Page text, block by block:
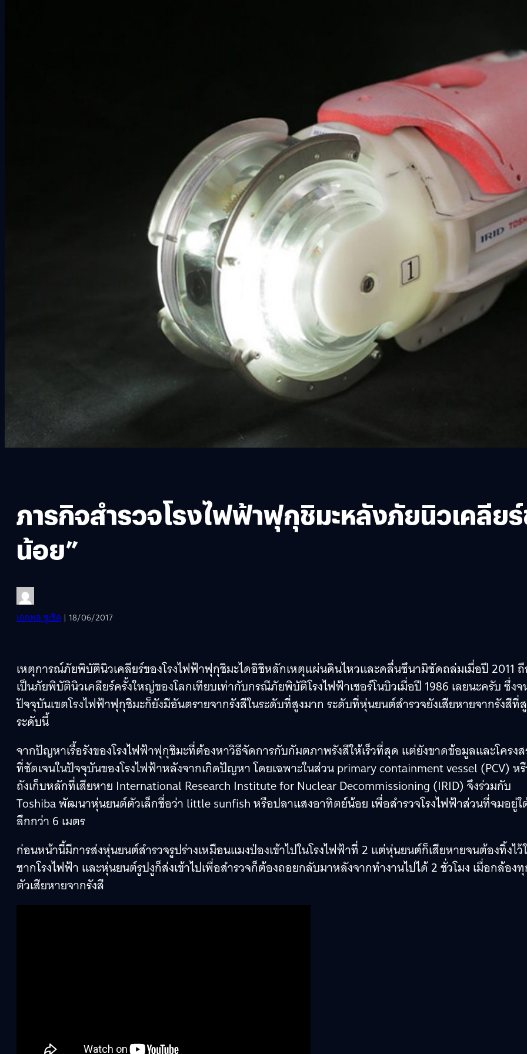
ภารกิจสำรวจโรงไฟฟ้าฟุกุชิมะหลังภัยนิวเคลีย
น้อย”
เอกพล ชูเชิด | 18/06/2017
เหตุการณ์ภัยพิบัตินิวเคลียร์ของโรงไฟฟ้าฟุกุชิมะไดอิชิหลักเหตุแผ่นดินไหวและคลื่นซึนามิซัดถล่มเมื่อปี 2011
เป็นภัยพิบัตินิวเคลียร์ครั้งใหญ่ของโลกเทียบเท่ากับกรณีภัยพิบัติโรงไฟฟ้าเชอร์โนบิวเมื่อปี 1986 เลยนะครับ ซึ่งจ
ปัจจุบันเขตโรงไฟฟ้าฟุกุชิมะก็ยังมีอันตรายจากรังสีในระดับที่สูงมาก ระดับที่หุ่นยนต์สำรวจยังเสียหายจากรังสีที่
ระดับนี้
จากปัญหาเรื้อรังของโรงไฟฟ้าฟุกุชิมะที่ต้องหาวิธีจัดการกับกัมตภาพรังสีให้เร็วที่สุด แต่ยังขาดข้อมูลและโครงส
ที่ชัดเจนในปัจจุบันของโรงไฟฟ้าหลังจากเกิดปัญหา โดยเฉพาะในส่วน primary containment vessel (PCV) ห
ถังเก็บหลักที่เสียหาย International Research Institute for Nuclear Decommissioning (IRID) จึงร่วมกับ
Toshiba พัฒนาหุ่นยนต์ตัวเล็กชื่อว่า little sunfish หรือปลาแสงอาทิตย์น้อย เพื่อสำรวจโรงไฟฟ้าส่วนที่จมอยู่ใ
ลึกกว่า 6 เมตร
ก่อนหน้านี้มีการส่งหุ่นยนต์สำรวจรูปร่างเหมือนแมงป่องเข้าไปในโรงไฟฟ้าที่ 2 แต่หุ่นยนต์ก็เสียหายจนต้องทิ้งไว้
ซากโรงไฟฟ้า และหุ่นยนต์รูปงูก็ส่งเข้าไปเพื่อสำรวจก็ต้องถอยกลับมาหลังจากทำงานไปได้ 2 ชั่วโมง เมื่อกล้อง
ตัวเสียหายจากรังสี